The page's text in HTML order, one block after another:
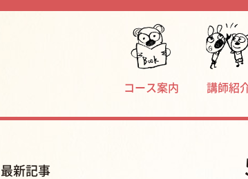
コース案内 講師紹
最新記事